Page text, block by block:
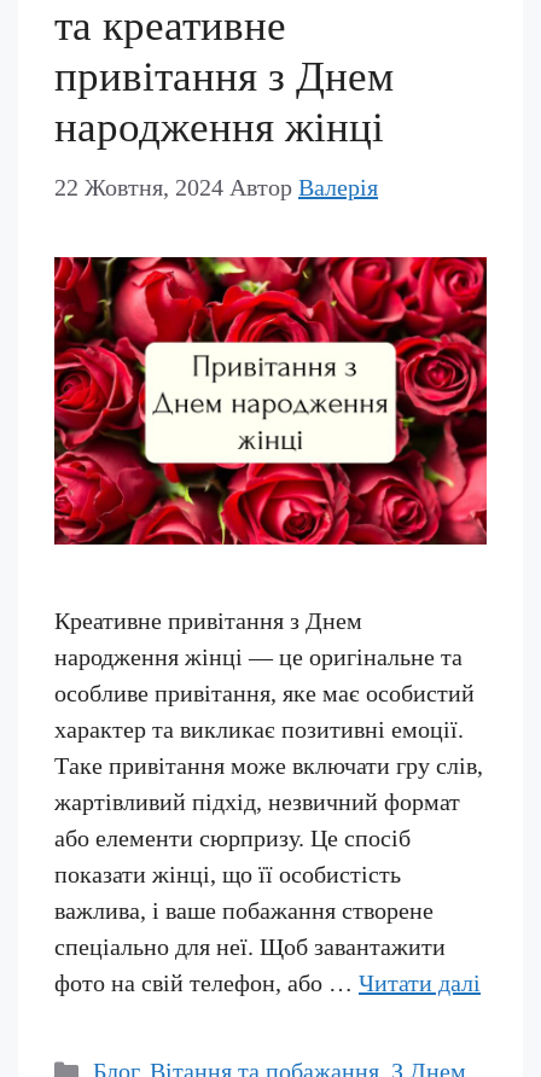
та креативне
привітання з Днем
народження жінці
22 Жовтня, 2024 Автор Валерія
Креативне привітання з Днем
народження жінці — це оригінальне та
особливе привітання, яке має особистий
характер та викликає позитивні емоції.
Таке привітання може включати гру слів,
жартівливий підхід, незвичний формат
або елементи сюрпризу. Це спосіб
показати жінці, що її особистість
важлива, і ваше побажання створене
спеціально для неї. Щоб завантажити
фото на свій телефон, або … Читати далі
Категорії
Блог, Вітання та побажання З Днем